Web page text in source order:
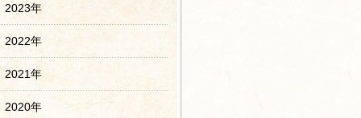
2023年
2022年
2021年
2020年